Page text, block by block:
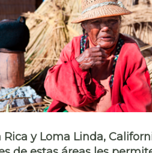
Rica y Loma Linda,